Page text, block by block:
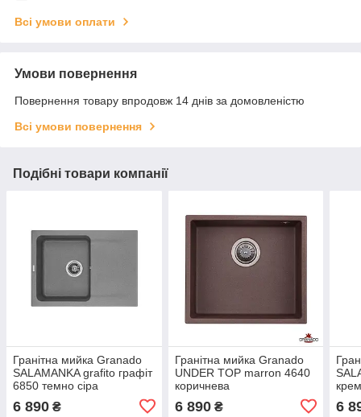
Всі умови оплати
Умови повернення
Повернення товару впродовж 14 днів за домовленістю
Всі умови повернення
Подібні товари компанії
Гранітна мийка Granado
SALAMANKA grafito графіт
6850 темно сіра
6 890 ₴
Гранітна мийка Granado
UNDER TOP marron 4640
коричнева
6 890₴ 6